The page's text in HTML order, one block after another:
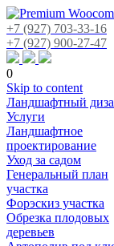
+7 (927) 703-33-16
+7 (927) 900-27-47
0
Skip to content
Ландшафтный
Услуги
Ландшафтное
проектирование
Уход за садом
Генеральный план
участка
Форэскиз участка
Обрезка плодовых
деревьев